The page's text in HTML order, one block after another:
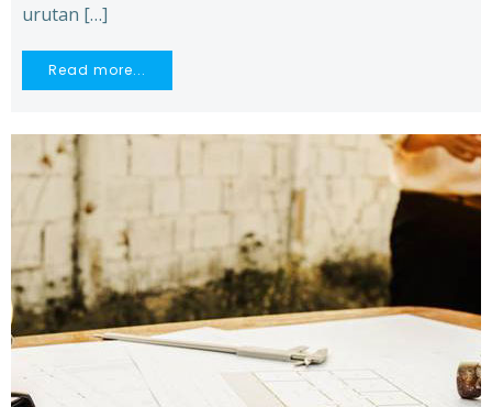
urutan […]
Read more...